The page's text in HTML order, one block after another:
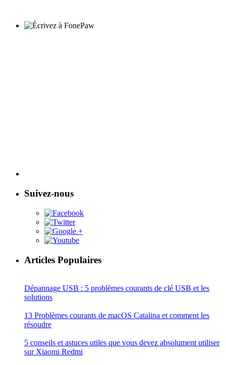
Suivez-nous
Articles Populaires
Dépannage USB : 5 problèmes courants de clé USB et les
solutions
13 Problèmes courants de macOS Catalina et comment les
résoudre
5 conseils et astuces utiles que vous devez absolument utiliser
sur Xiaomi Redmi